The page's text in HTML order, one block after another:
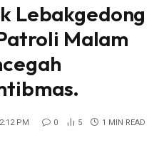
Lebakgedong
Malam
PM 0 5 1 MIN READ